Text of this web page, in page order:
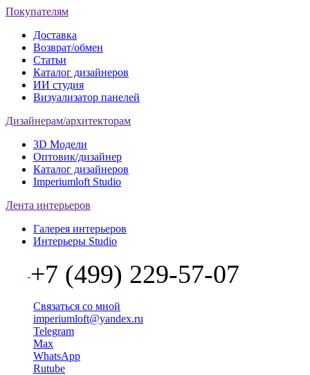
Покупателям
Доставка
Возврат/обмен
Статьи
Каталог дизайнеров
ИИ студия
Визуализатор панелей
Дизайнерам/архитекторам
3D Модели
Оптовик/дизайнер
Каталог дизайнеров
Imperiumloft Studio
Лента интерьеров
Галерея интерьеров
Интерьеры Studio
+7 (499) 229-57-07
Связаться со мной
imperiumloft@yandex.ru
Telegram
Max
WhatsApp
Rutube